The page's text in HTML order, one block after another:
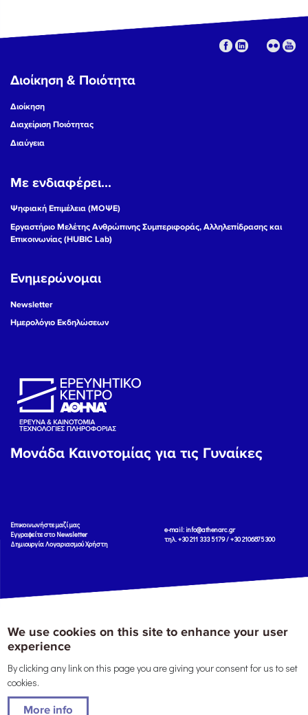
Διοίκηση & Ποιότητα
Διοίκηση
Διαχείριση Ποιότητας
Διαύγεια
Με ενδιαφέρει...
Ψηφιακή Επιμέλεια (ΜΟΨΕ)
Εργαστήριο Μελέτης Ανθρώπινης Συμπεριφοράς, Αλληλεπίδρασης και
Επικοινωνίας (HUBIC Lab)
Ενημερώνομαι
Newsletter
Ημερολόγιο Εκδηλώσεων
Μονάδα Καινοτομίας για τις Γυναίκες
Eπικοινωνήστε μαζί μας
Εγγραφείτε στο Newsletter
Δημιουργία Λογαριασμού Χρήστη
e-mail: info@athenarc.gr
τηλ. +30 211 333 5179 / +30 2106875300
Προσωπικού Χαρακτήρα
'Οροι
Χρήσης
Αναφορά
We use cookies on this site to enhance your user
experience
By clicking any link on this page you are giving your consent for us to set
cookies.
More info